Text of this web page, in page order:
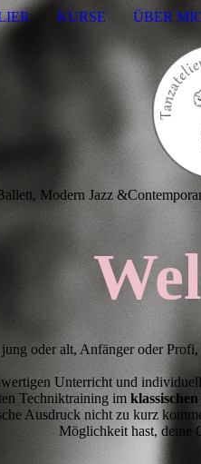
KURSE ÜBER
Modern Jazz
oder alt, Anfänger oder
Unterricht und
Techniktraining im
Ausdruck nicht zu kurz
Möglichkeit hast, deine